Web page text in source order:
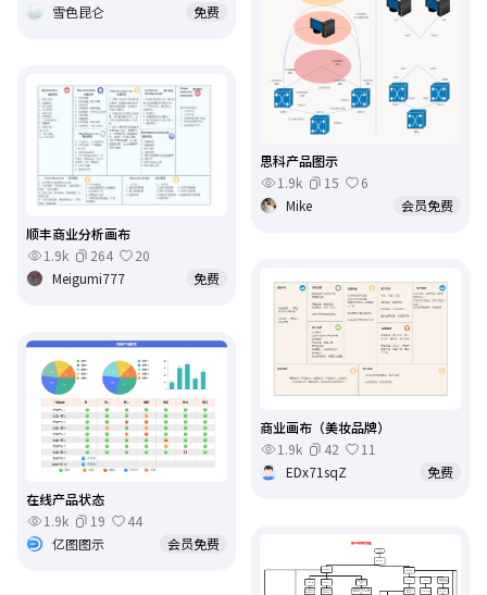
雪色昆仑
免费
思科产品图示
1.9k
15
6
Mike
会员免费
顺丰商业分析画布
1.9k
264
20
Meigumi777
免费
商业画布（美妆品牌）
1.9k
42
11
EDx71sqZ
免费
在线产品状态
1.9k
19
44
亿图图示
会员免费